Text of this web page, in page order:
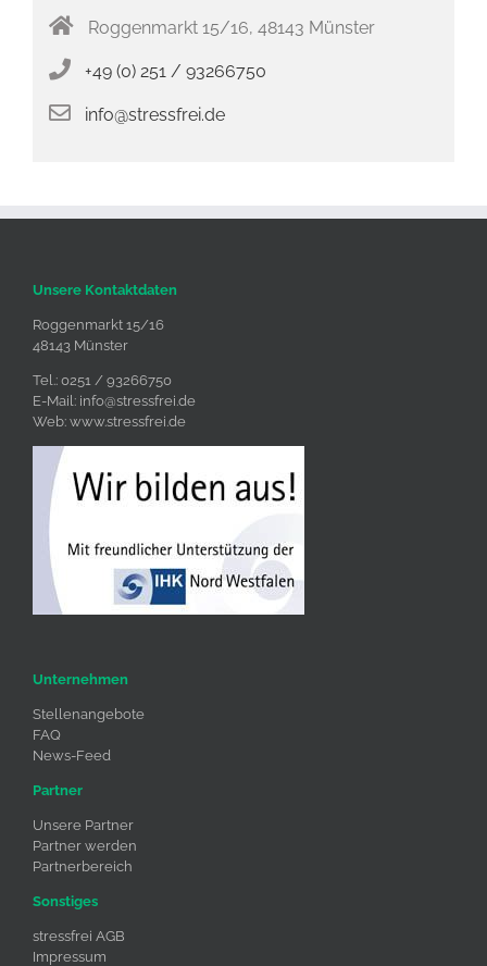
Roggenmarkt 15/16, 48143 Münster
+49 (0) 251 / 93266750
info@stressfrei.de
Unsere Kontaktdaten
Roggenmarkt 15/16
48143 Münster
Tel.: 0251 / 93266750
E-Mail: info@stressfrei.de
Web: www.stressfrei.de
Unternehmen
Stellenangebote
FAQ
News-Feed
Partner
Unsere Partner
Partner werden
Partnerbereich
Sonstiges
stressfrei AGB
Impressum